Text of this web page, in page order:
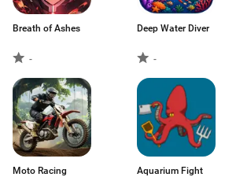
Breath of Ashes
-
Deep Water Diver
-
Moto Racing
Aquarium Fight